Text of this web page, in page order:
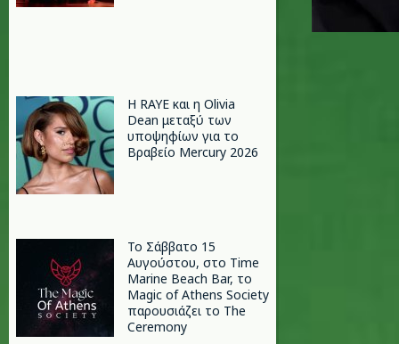
Η RAYE και η Olivia
Dean μεταξύ των
υποψηφίων για το
Βραβείο Mercury 2026
Το Σάββατο 15
Αυγούστου, στο Time
Marine Beach Bar, το
Magic of Athens Society
παρουσιάζει το The
Ceremony